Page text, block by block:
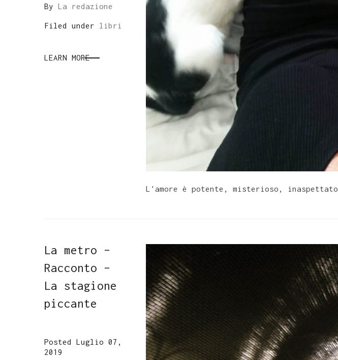
By La redazione
Filed under libri
LEARN MORE
L'amore è potente, misterioso,
La metro –
Racconto –
La stagione
piccante
Posted Luglio 07,
2019